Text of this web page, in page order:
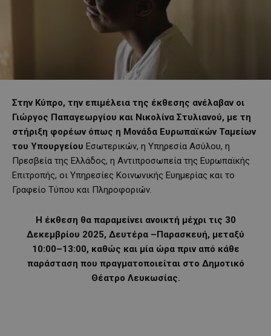
Στην Κύπρο, την επιμέλεια της έκθεσης ανέλαβαν οι
Γιώργος Παπαγεωργίου και Νικολίνα Στυλιανού, με τη
στήριξη φορέων όπως η Μονάδα Ευρωπαϊκών Ταμείων
του Υπουργείου Εσωτερικών, η Υπηρεσία Ασύλου, η
Πρεσβεία της Ελλάδος, η Αντιπροσωπεία της Ευρωπαϊκής
Επιτροπής, οι Υπηρεσίες Κοινωνικής Ευημερίας και το
Γραφείο Τύπου και Πληροφοριών.
Η έκθεση θα παραμείνει ανοικτή μέχρι τις 30
Δεκεμβρίου 2025, Δευτέρα –Παρασκευή, μεταξύ
10:00–13:00, καθώς και μία ώρα πριν από κάθε
παράσταση που πραγματοποιείται στο Δημοτικό
Θέατρο Λευκωσίας.